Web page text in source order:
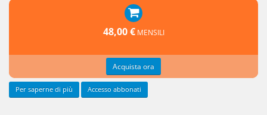
48,00 € MENSILI
Acquista ora
Per saperne di più Accesso abbonati